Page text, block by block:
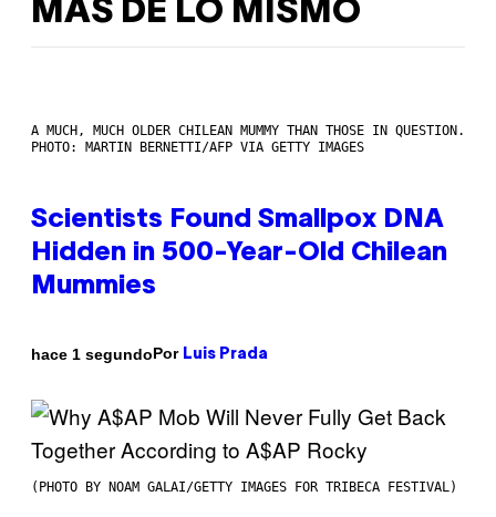
MÁS DE LO MISMO
A MUCH, MUCH OLDER CHILEAN MUMMY THAN THOSE IN QUESTION.
PHOTO: MARTIN BERNETTI/AFP VIA GETTY IMAGES
Scientists Found Smallpox DNA
Hidden in 500-Year-Old Chilean
Mummies
hace 1 segundoPor Luis Prada
(PHOTO BY NOAM GALAI/GETTY IMAGES FOR TRIBECA FESTIVAL)